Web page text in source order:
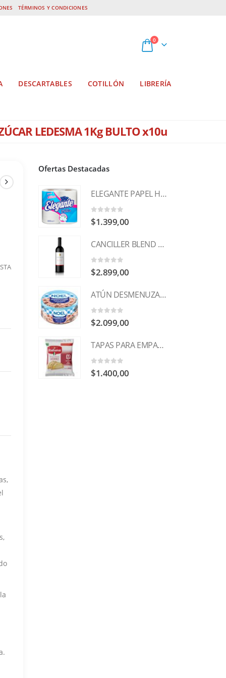
TÉRMINOS Y CONDICIONES
0
DESCARTABLES COTILLÓN LIBRERÍA
LEDESMA 1Kg BULTO x10u
Ofertas Destacadas
ELEGANTE PAPEL HIGIÉNICO SIMPLE HOJA x 4
0
$1.399,00
CANCILLER BLEND TINTO 1.125ml
0
$2.899,00
ATÚN DESMENUZADO AL NATURAL 170g NOEL
0
$2.099,00
TAPAS PARA EMPANADAS HORNO LA ITALIANA x 12u
0
$1.400,00